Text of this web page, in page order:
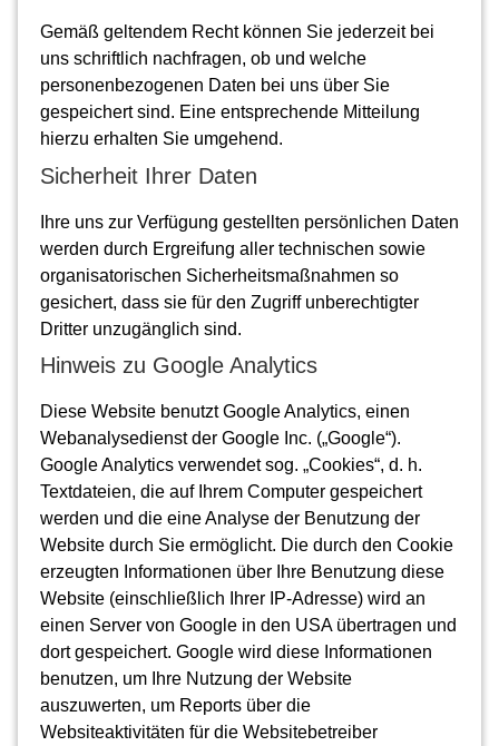
Gemäß geltendem Recht können Sie jederzeit bei
uns schriftlich nachfragen, ob und welche
personenbezogenen Daten bei uns über Sie
gespeichert sind. Eine entsprechende Mitteilung
hierzu erhalten Sie umgehend.
Sicherheit Ihrer Daten
Ihre uns zur Verfügung gestellten persönlichen Daten
werden durch Ergreifung aller technischen sowie
organisatorischen Sicherheitsmaßnahmen so
gesichert, dass sie für den Zugriff unberechtigter
Dritter unzugänglich sind.
Hinweis zu Google Analytics
Diese Website benutzt Google Analytics, einen
Webanalysedienst der Google Inc. („Google“).
Google Analytics verwendet sog. „Cookies“, d. h.
Textdateien, die auf Ihrem Computer gespeichert
werden und die eine Analyse der Benutzung der
Website durch Sie ermöglicht. Die durch den Cookie
erzeugten Informationen über Ihre Benutzung diese
Website (einschließlich Ihrer IP-Adresse) wird an
einen Server von Google in den USA übertragen und
dort gespeichert. Google wird diese Informationen
benutzen, um Ihre Nutzung der Website
auszuwerten, um Reports über die
Websiteaktivitäten für die Websitebetreiber